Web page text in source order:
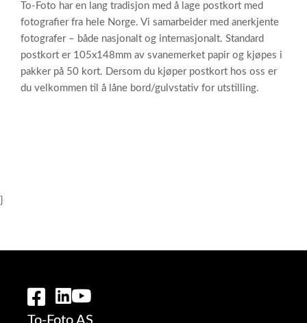
To-Foto har en lang tradisjon med å lage postkort med
fotografier fra hele Norge. Vi samarbeider med anerkjente
fotografer – både nasjonalt og internasjonalt. Standard
postkort er 105x148mm av svanemerket papir og kjøpes i
pakker på 50 kort. Dersom du kjøper postkort hos oss er
du velkommen til å låne bord/gulvstativ for utstilling.
}
To-Foto AS